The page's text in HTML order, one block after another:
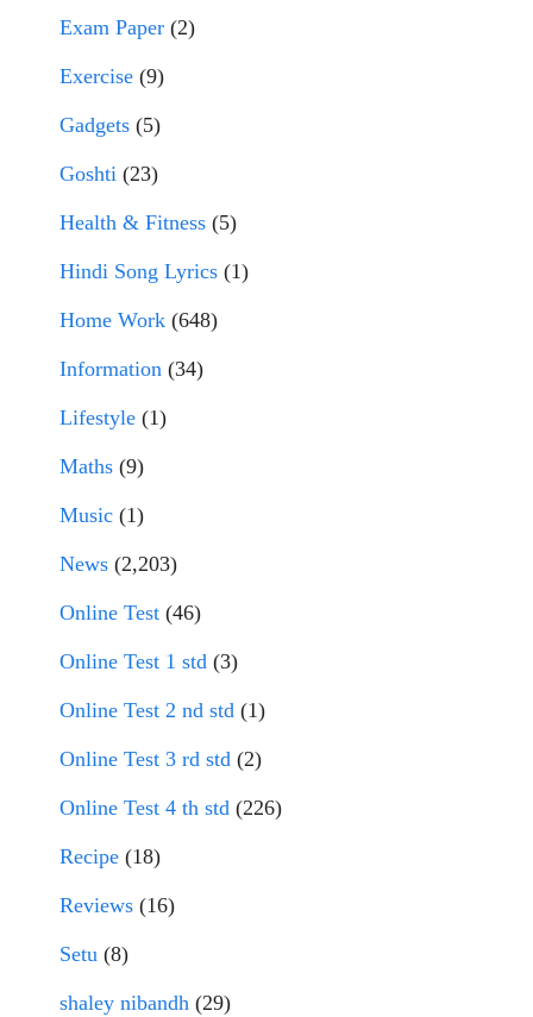
Exam Paper (2)
Exercise (9)
Gadgets (5)
Goshti (23)
Health & Fitness (5)
Hindi Song Lyrics (1)
Home Work (648)
Information (34)
Lifestyle (1)
Maths (9)
Music (1)
News (2,203)
Online Test (46)
Online Test 1 std (3)
Online Test 2 nd std (1)
Online Test 3 rd std (2)
Online Test 4 th std (226)
Recipe (18)
Reviews (16)
Setu (8)
shaley nibandh (29)